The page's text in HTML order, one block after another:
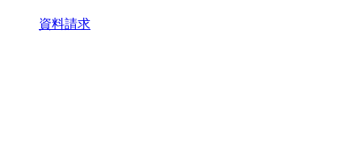
資料請求